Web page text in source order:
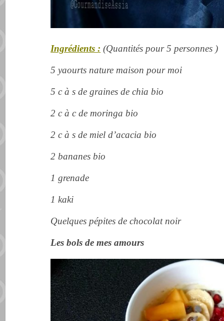
Ingrédients : (Quantités pour 5 personnes )
5 yaourts nature maison pour moi
5 c à s de graines de chia bio
2 c à c de moringa bio
2 c à s de miel d’acacia bio
2 bananes bio
1 grenade
1 kaki
Quelques pépites de chocolat noir
Les bols de mes amours